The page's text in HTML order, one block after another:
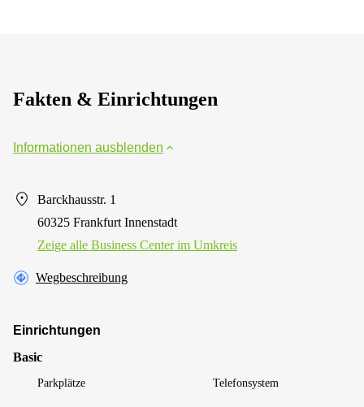
Fakten & Einrichtungen
Informationen ausblenden
Barckhausstr. 1
60325 Frankfurt Innenstadt
Zeige alle Business Center im Umkreis
Wegbeschreibung
Einrichtungen
Basic
Parkplätze Telefonsystem